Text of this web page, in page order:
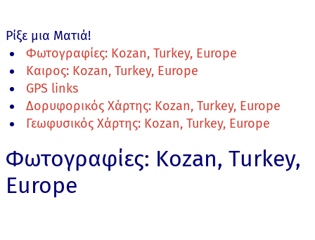
Ρίξε μια Ματιά!
Φωτογραφίες: Kozan, Turkey, Europe
Καιρος: Kozan, Turkey, Europe
GPS links
Δορυφορικός Χάρτης: Kozan, Turkey, Europe
Γεωφυσικός Χάρτης: Kozan, Turkey, Europe
Φωτογραφίες: Kozan, Turkey,
Europe